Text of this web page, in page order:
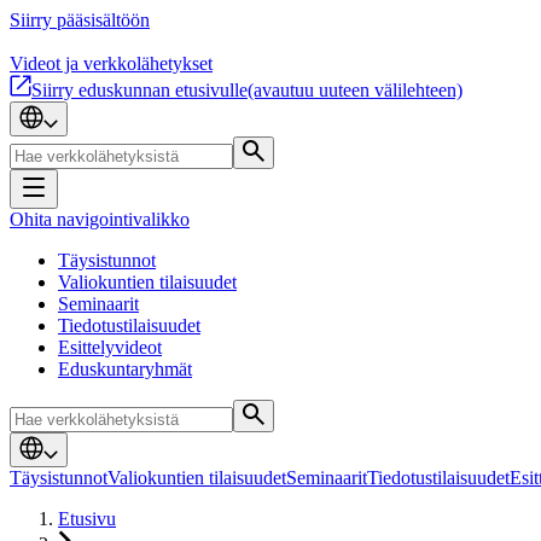
Siirry pääsisältöön
Videot ja verkkolähetykset
Siirry eduskunnan etusivulle(avautuu uuteen välilehteen)
Ohita navigointivalikko
Täysistunnot
Valiokuntien tilaisuudet
Seminaarit
Tiedotustilaisuudet
Esittelyvideot
Eduskuntaryhmät
TäysistunnotValiokuntien tilaisuudetSeminaaritTiedotustilaisuudet
Etusivu